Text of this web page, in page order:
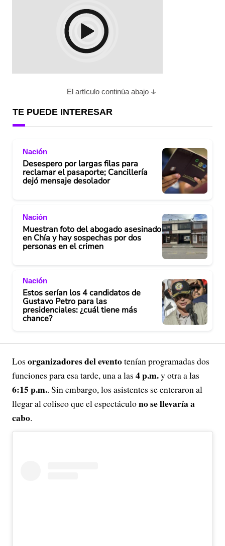
El artículo continúa abajo
TE PUEDE INTERESAR
Nación
Desespero por largas filas para
reclamar el pasaporte; Cancillería
dejó mensaje desolador
Nación
Muestran foto del abogado asesinado
en Chía y hay sospechas por dos
personas en el crimen
Nación
Estos serían los 4 candidatos de
Gustavo Petro para las
presidenciales: ¿cuál tiene más
chance?
Los organizadores del eventotenían programadas dos
funciones para esa tarde, una a las 4 p.m.y otra a las
6:15 p.m.. Sin embargo, los asistentes se enteraron al
llegar al coliseo que el espectáculono se llevaría a
cabo.